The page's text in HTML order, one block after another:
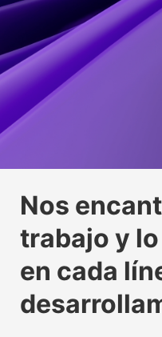
propulsora
Conoce nuestra
usuarios y
Conoce nuestra
oficial del Kit
Leer más
propulsora
Conoce nuestra
usuarios y
Conoce nuestra
oficial del Kit
Leer más
propulsora
Conoce nuestra
usuarios y
Conoce nuestra
oficial del Kit
Leer más
Nos
trabajo y
en cada